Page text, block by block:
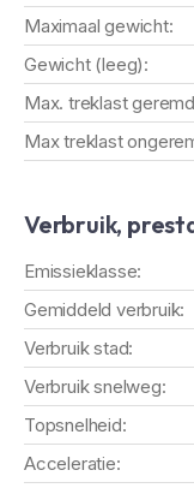
Maximaal gewicht:
Gewicht (leeg):
Max. treklast
Max treklast
Verbruik,
Emissieklasse:
Gemiddeld verbruik:
Verbruik stad:
Verbruik snelweg:
Topsnelheid:
Acceleratie: